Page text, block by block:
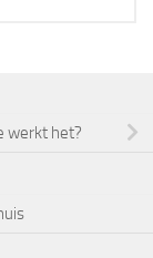
werkt het?